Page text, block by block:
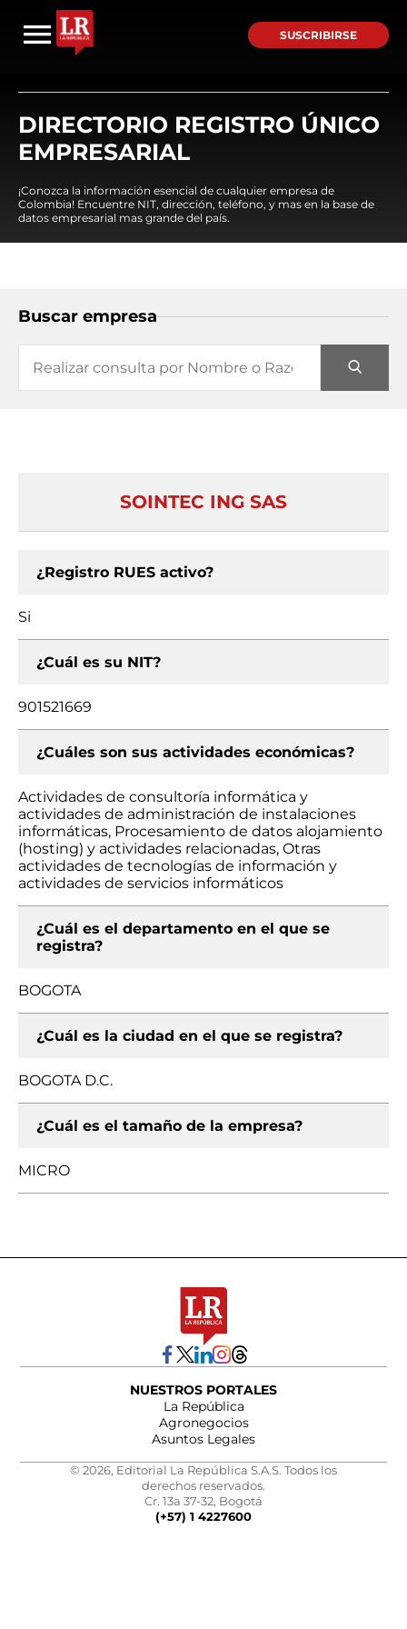
SUSCRIBIRSE
DIRECTORIO REGISTRO ÚNICO
EMPRESARIAL
¡Conozca la información esencial de cualquier empresa de
Colombia! Encuentre NIT, dirección, teléfono, y mas en la base de
datos empresarial mas grande del país.
Buscar empresa
SOINTEC ING SAS
¿Registro RUES activo?
Si
¿Cuál es su NIT?
901521669
¿Cuáles son sus actividades económicas?
Actividades de consultoría informática y
actividades de administración de instalaciones
informáticas, Procesamiento de datos alojamiento
(hosting) y actividades relacionadas, Otras
actividades de tecnologías de información y
actividades de servicios informáticos
¿Cuál es el departamento en el que se
registra?
BOGOTA
¿Cuál es la ciudad en el que se registra?
BOGOTA D.C.
¿Cuál es el tamaño de la empresa?
MICRO
NUESTROS PORTALES
La República
Agronegocios
Asuntos Legales
© 2026, Editorial La República S.A.S. Todos los
derechos reservados.
Cr. 13a 37-32, Bogotá
(+57) 1 4227600